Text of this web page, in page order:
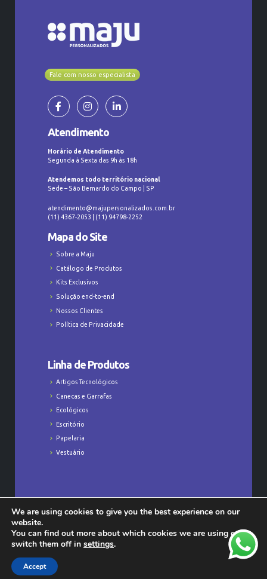
Fale com nosso especialista
Atendimento
Horário de Atendimento
Segunda à Sexta das 9h às 18h
Atendemos todo território nacional
Sede – São Bernardo do Campo | SP
atendimento@majupersonalizados.com.br
(11) 4367-2053 | (11) 94798-2252
Mapa do Site
Sobre a Maju
Catálogo de Produtos
Kits Exclusivos
Solução end-to-end
Nossos Clientes
Política de Privacidade
Linha de Produtos
Artigos Tecnológicos
Canecas e Garrafas
Ecológicos
Escritório
Papelaria
Vestuário
Todos os Direitos Reservados © Majú
We are using cookies to give you the best experience on our
website.
You can find out more about which cookies we are using or
switch them off in settings.
Accept